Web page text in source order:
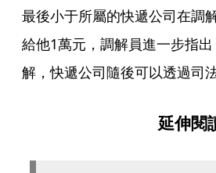
最後小于所屬的快遞公司在調
給他1萬元，調解員進一步指
解，快遞公司隨後可以透過司
延伸閱